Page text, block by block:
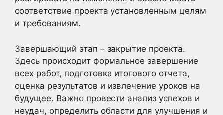
соответствие проекта установленным целям
и требованиям.
Завершающий этап – закрытие проекта.
Здесь происходит формальное завершение
всех работ, подготовка итогового отчета,
оценка результатов и извлечение уроков на
будущее. Важно провести анализ успехов и
неудач, определить области для улучшения и